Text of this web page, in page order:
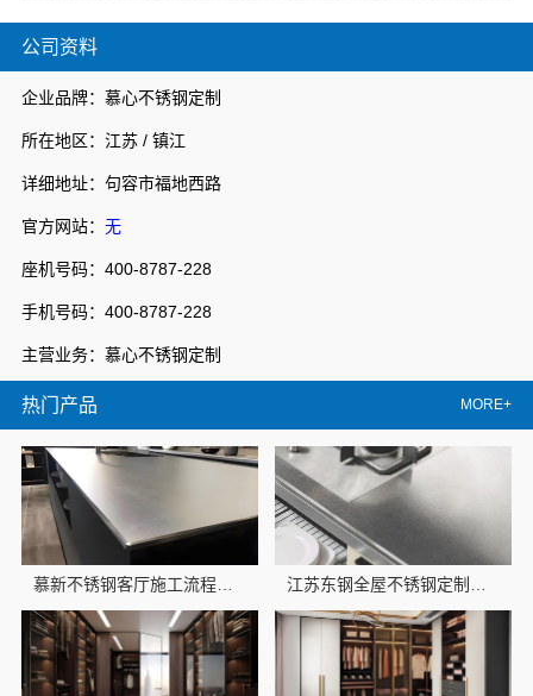
公司资料
企业品牌：慕心不锈钢定制
所在地区：江苏 / 镇江
详细地址：句容市福地西路
官方网站： 无
座机号码：400-8787-228
手机号码：400-8787-228
主营业务：慕心不锈钢定制
热门产品 MORE+
慕新不锈钢客厅施工流程方案